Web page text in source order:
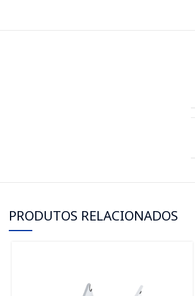
PRODUTOS RELACIONADOS